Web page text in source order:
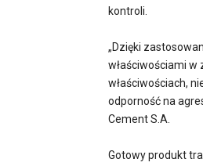
kontroli.
„Dzięki
właściwościami
właściwościach,
odporność na
Cement S.A.
Gotowy produkt